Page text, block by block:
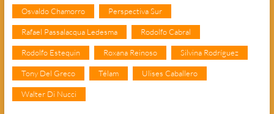
Osvaldo Chamorro Perspectiva Sur
Rafael Passalacqua Ledesma Rodolfo Cabral
Rodolfo Estequin Roxana Reinoso Silvina Rodríguez
Tony Del Greco Télam Ulises Caballero
Walter Di Nucci